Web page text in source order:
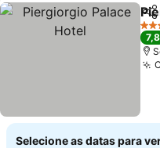
3
7,8
Selecione as datas para